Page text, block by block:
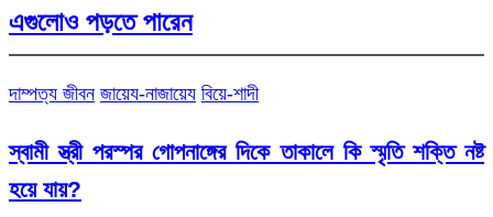
এগুলোও পড়তে পারেন
দাম্পত্য জীবন জায়েয-নাজায়েয বিয়ে-শাদী
স্বামী স্ত্রী পরস্পর গোপনাঙ্গের দিকে তাকালে কি স্মৃতি শক্তি নষ্ট
হয়ে যায়?